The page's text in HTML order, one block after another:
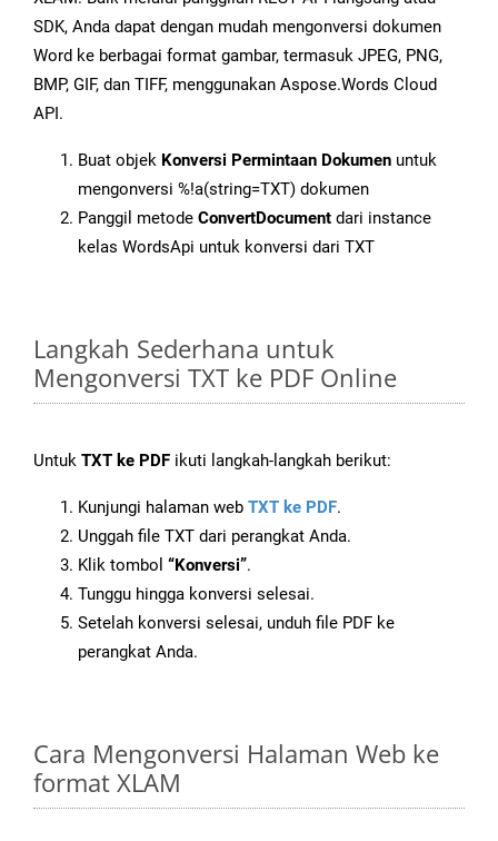
SDK, Anda dapat dengan mudah mengonversi dokumen
Word ke berbagai format gambar, termasuk JPEG, PNG,
BMP, GIF, dan TIFF, menggunakan Aspose.Words Cloud
API.
Buat objek Konversi Permintaan Dokumen untuk
mengonversi %!a(string=TXT) dokumen
Panggil metode ConvertDocument dari instance
kelas WordsApi untuk konversi dari TXT
Langkah Sederhana untuk
Mengonversi TXT ke PDF Online
Untuk TXT ke PDF ikuti langkah-langkah berikut:
Kunjungi halaman web TXT ke PDF.
Unggah file TXT dari perangkat Anda.
Klik tombol “Konversi”.
Tunggu hingga konversi selesai.
Setelah konversi selesai, unduh file PDF ke
perangkat Anda.
Cara Mengonversi Halaman Web ke
format XLAM